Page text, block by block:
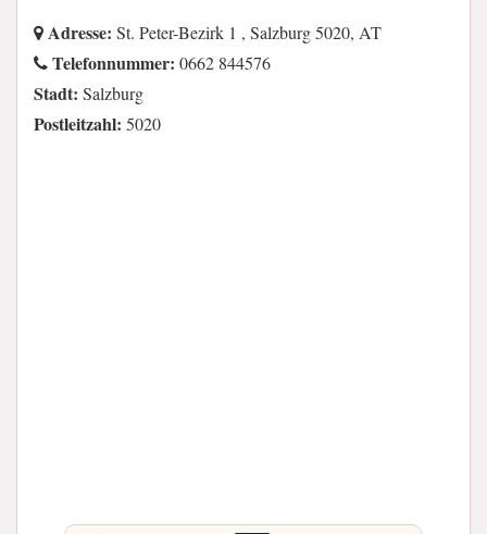
Adresse: St. Peter-Bezirk 1 , Salzburg 5020, AT
Telefonnummer: 0662 844576
Stadt: Salzburg
Postleitzahl: 5020